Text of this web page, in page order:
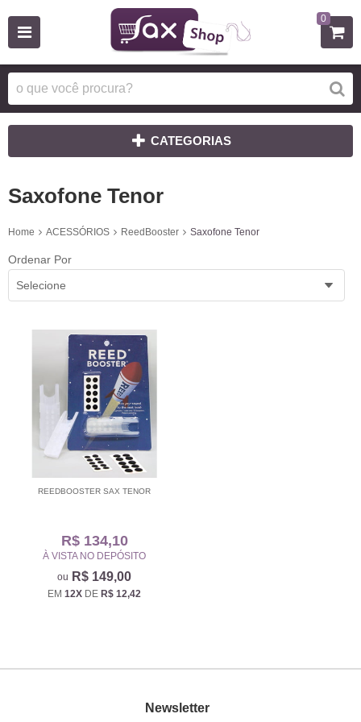
0
CATEGORIAS
Saxofone Tenor
Home ACESSÓRIOS ReedBooster Saxofone Tenor
Ordenar Por
Selecione
REEDBOOSTER SAX TENOR
R$ 134,10
À VISTA NO DEPÓSITO
R$ 149,00
EM 12X DE R$ 12,42
Newsletter